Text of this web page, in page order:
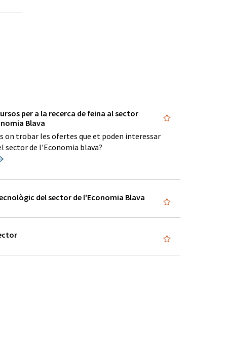
per a la recerca de feina al sector
Blava
on trobar les ofertes que et poden interessar
sector de l'Economia blava?
del sector de l'Economia Blava